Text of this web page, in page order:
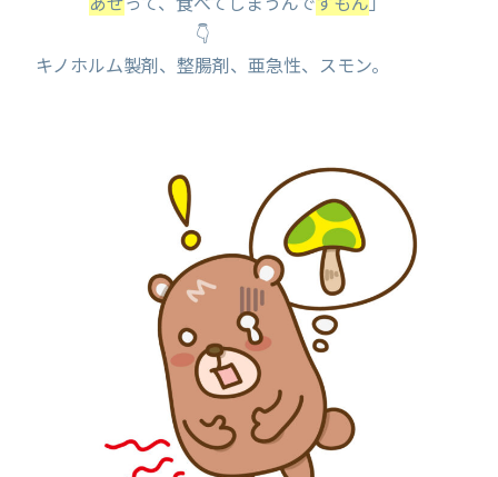
👇
キノホルム製剤、整腸剤、亜急性、スモン。